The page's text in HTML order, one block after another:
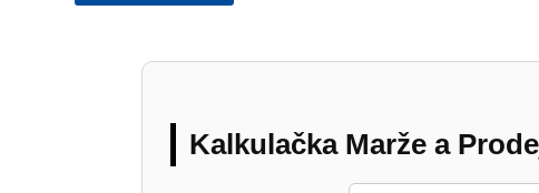
Kalkulačka Marže a